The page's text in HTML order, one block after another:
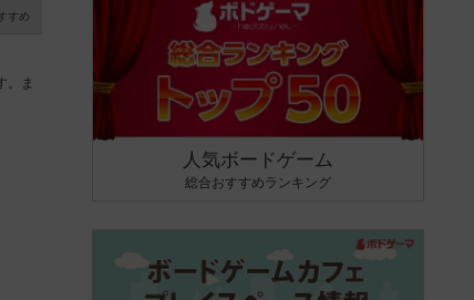
すめ
。ま
人気ボードゲーム
総合おすすめランキング